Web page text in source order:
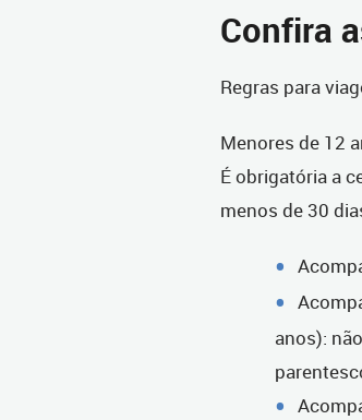
Confira
Regras para
Menores de 12
É obrigatória a
menos de 30
anos):